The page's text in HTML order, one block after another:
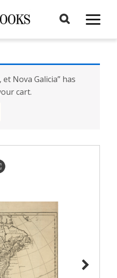
Main
Nova Galicia” has
cart.